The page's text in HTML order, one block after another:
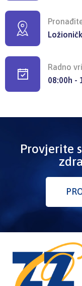
Radno
08:00h -
Provjerite